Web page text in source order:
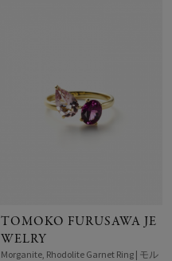
TOMOKO FURUSAWA JE
WELRY
Morganite, Rhodolite Garnet Ring | モル